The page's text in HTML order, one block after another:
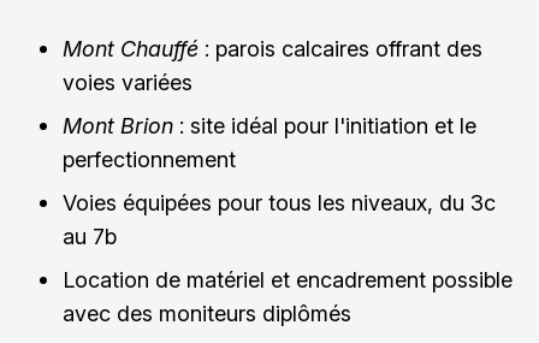
Mont Chauffé : parois calcaires offrant des
voies variées
Mont Brion : site idéal pour l'initiation et le
perfectionnement
Voies équipées pour tous les niveaux, du 3c
au 7b
Location de matériel et encadrement possible
avec des moniteurs diplômés